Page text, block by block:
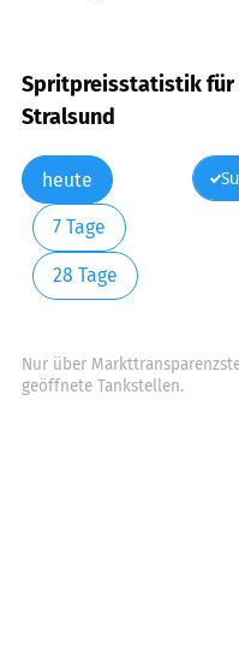
Spritpreisstatistik für
Stralsund
heute
7 Tage
28 Tage
Nur über
geöffnete Tankstellen.